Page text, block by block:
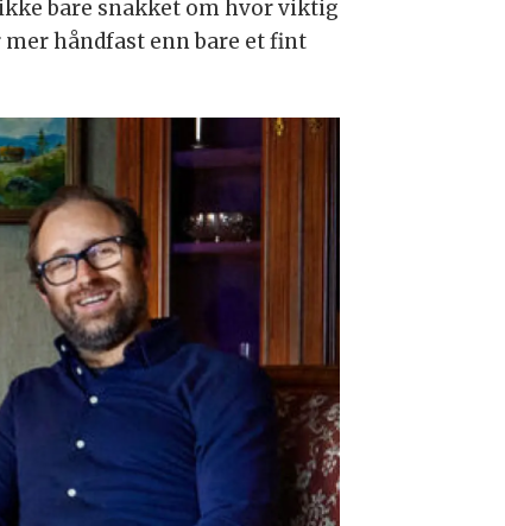
bare snakket om hvor viktig
håndfast enn bare et fint